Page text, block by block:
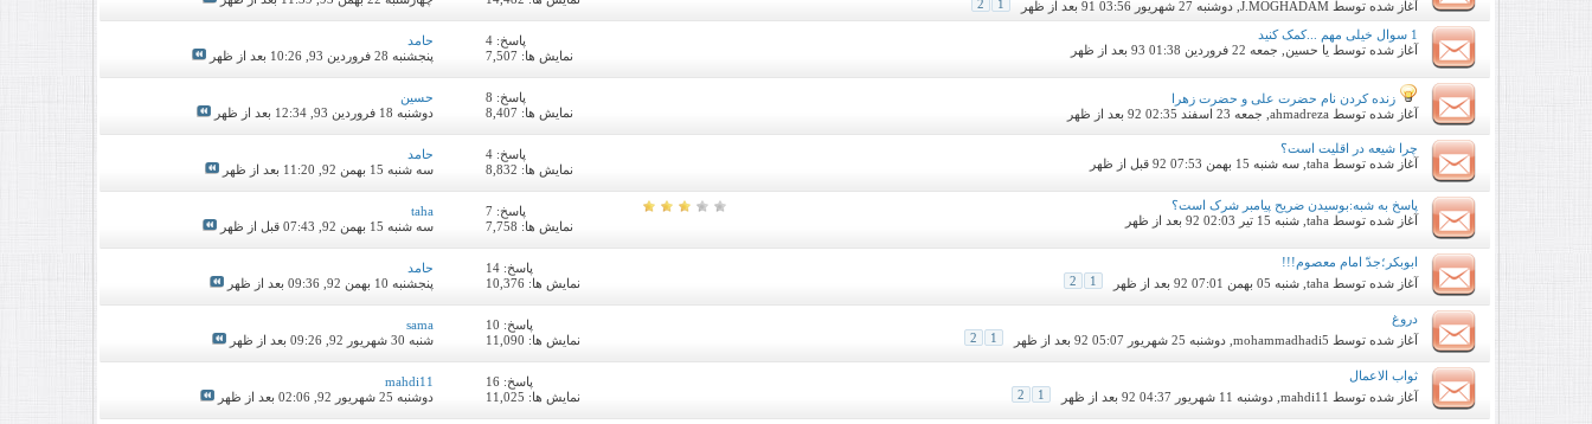
آغاز شده توسطJ.MOGHADAM , دوشنبه 27 شهریور 91 03:56 بعد از ظهر 1
2
1 سوال خیلی مهم ...کمک کنید
آغاز شده توسط یا حسین , جمعه 22 فروردین 93 01:38 بعد از ظهر
پاسخ:4
نمایش ها: 7,507
حامد
پنجشنبه 28 فروردین 93,
10:26 بعد از ظهر
زنده کردن نام حضرت علی و حضرت زهرا
آغاز شده توسطahmadreza , جمعه 23 اسفند 92 02:35 بعد از ظهر
پاسخ: 8
نمایش ها: 8,407
حسین
دوشنبه 18 فروردین 93,
12:34 بعد از ظهر
چرا شیعه در اقلیت است؟
آغاز شده توسط taha , سه شنبه 15 بهمن 92 07:53 قبل از ظهر
پاسخ:4
نمایش ها: 8,832
حامد
سه شنبه 15 بهمن 92,
11:20 بعد از ظهر
پاسخ به شبه:بوسیدن ضریح پیامبر شرک است؟
آغاز شده توسط taha , شنبه 15 تیر 92 02:03 بعد از ظهر
پاسخ: 7
نمایش ها: 7,758
taha
سه شنبه 15 بهمن 92,
07:43 قبل از ظهر
ابوبکر؛جدّ امام معصوم!!!
آغاز شده توسط taha , شنبه 05 بهمن 92 07:01 بعد از ظهر 1
2
پاسخ:14
نمایش ها: 10,376
حامد
پنجشنبه 10 بهمن 92,
09:36 بعد از ظهر
دروغ
آغاز شده توسط mohammadhadi5 , دوشنبه 25 شهریور 92 05:07 بعد از ظهر 1
2
پاسخ: 10
نمایش ها: 11,090
sama
شنبه 30 شهریور 92,
09:26 بعد از ظهر
ثواب الاعمال
آغاز شده توسط mahdi11 , دوشنبه 11 شهریور 92 04:37 بعد از ظهر 1
2
پاسخ:16
نمایش ها: 11,025
mahdi11
دوشنبه 25 شهریور 92,
02:06 بعد از ظهر